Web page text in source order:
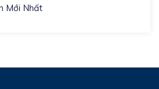
Mới Nhất